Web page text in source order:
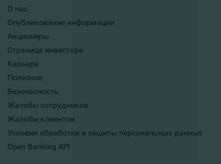
О нас
Опубликование информации
Акционеры
Страница инвестора
Карьера
Полезное
Безопасность
Жалобы сотрудников
Жалобы клиентов
Условия обработки и защиты персональных данных
Open Banking API